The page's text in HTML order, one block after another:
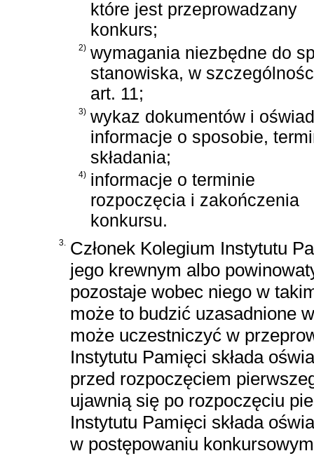
które jest przeprowadzany
konkurs;
2) wymagania niezbędne do
stanowiska, w
art. 11;
3) wykaz dokumentów i
informacje o sposobie,
składania;
4) informacje o terminie
rozpoczęcia i zakończenia
konkursu.
3. Członek Kolegium Instytutu
jego krewnym albo
pozostaje wobec niego w
może to budzić uzasadnione
może uczestniczyć w
Instytutu Pamięci składa
przed rozpoczęciem
ujawnią się po rozpoczęciu
Instytutu Pamięci składa
w postępowaniu